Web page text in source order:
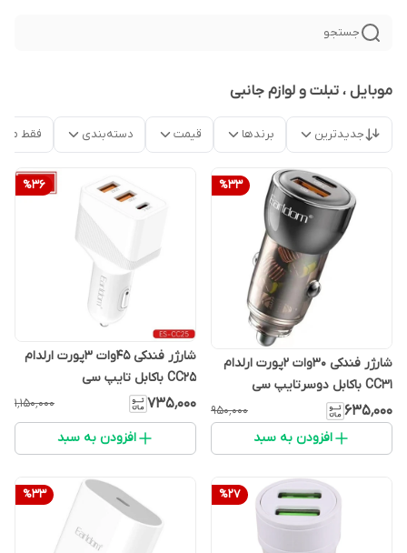
جستجو
موبایل ، تبلت و لوازم جانبی
جدیدترین برندها قیمت دسته‌بندی فقط
%33
شارژر فندکی 30وات 2پورت ارلدام
CC31 باکابل دوسرتایپ سی
۶۳۵٬۰۰۰ ۹۵۰٬۰۰۰
افزودن به سبد
%36
شارژر فندکی 45وات 3پورت ارلدام
CC25 باکابل تایپ سی
۷۳۵٬۰۰۰ ۱٬۱۵۰٬۰۰۰
افزودن به سبد
%27
%33